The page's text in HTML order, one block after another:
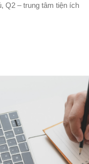
Q2 – trung tâm tiện ích